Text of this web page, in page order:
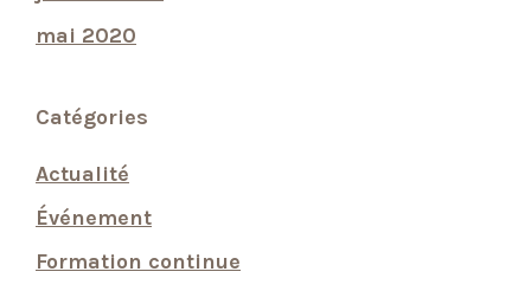
mai 2020
Catégories
Actualité
Événement
Formation continue